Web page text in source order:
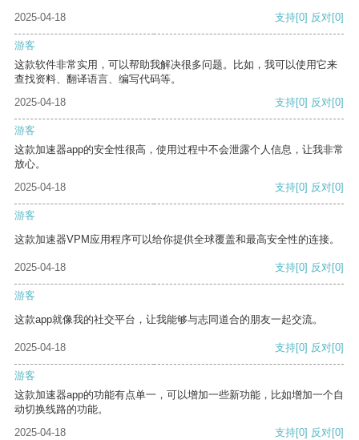
2025-04-18 支持[0] 反对[0]
游客
这款软件非常实用，可以帮助我解决很多问题。比如，我可以使用它来
查找资料、翻译语言、编写代码等。
2025-04-18
支持[0] 反对[0]
游客
这款加速器app的安全性很高，使用过程中不会泄露个人信息，让我非常
放心。
2025-04-18
支持[0] 反对[0]
游客
这款加速器VPM应用程序可以给你提供全球覆盖和最高安全性的连接。
2025-04-18 支持[0] 反对[0]
游客
这款app就像我的社交平台，让我能够与志同道合的朋友一起交流。
2025-04-18 支持[0] 反对[0]
游客
这款加速器app的功能有点单一，可以增加一些新功能，比如增加一个自
动切换线路的功能。
2025-04-18
支持[0] 反对[0]